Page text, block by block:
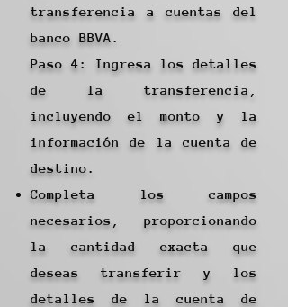
transferencia a cuentas del
banco BBVA.
Paso 4: Ingresa los detalles
de la transferencia,
incluyendo el monto y la
información de la cuenta de
destino.
Completa los campos
necesarios, proporcionando
la cantidad exacta que
deseas transferir y los
detalles de la cuenta de